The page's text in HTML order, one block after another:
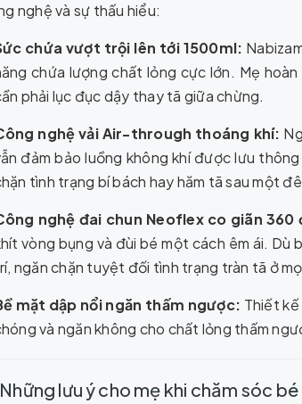
nghệ và sự thấu hiểu:
chứa vượt trội lên tới 1500ml:
chứa lượng chất lỏng cực lớn. Mẹ
phải lục đục dậy thay tã giữa chừng.
nghệ vải Air-through thoáng khí:
đảm bảo luồng không khí được lưu
tình trạng bí bách hay hăm tã sau một
nghệ đai chun Neoflex co giãn 360
vòng bụng và đùi bé một cách êm ái. Dù
ngăn chặn tuyệt đối tình trạng tràn tã ở
mặt dập nổi ngăn thấm ngược: Thiết
và ngăn không cho chất lỏng thấm
lưu ý cho mẹ khi chăm sóc